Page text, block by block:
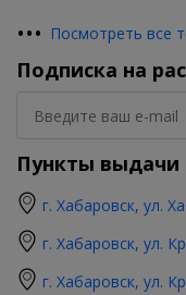
••• Посмотреть все
Подписка на
Пункты выдачи
г. Хабаровск, ул.
г. Хабаровск, ул.
г. Хабаровск, ул.